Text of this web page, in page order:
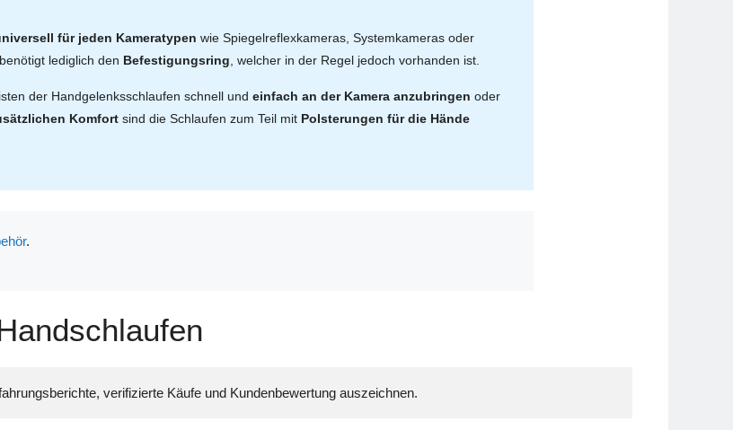
für jeden Kameratypen wie Spiegelreflexkameras, Systemkameras oder
lediglich den Befestigungsring , welcher in der Regel jedoch vorhanden ist.
der Handgelenksschlaufen schnell und einfach an der Kamera anzubringen oder
Komfort sind die Schlaufen zum Teil mit Polsterungen für die Hände
.